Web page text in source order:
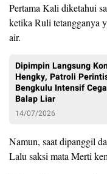
Pertama Kali diketahui
ketika Ruli tetangganya
air.
Dipimpin Langsung
Hengky, Patroli
Bengkulu Intensif
Balap Liar
14/07/2026
Namun, saat dipanggil
Lalu saksi mata Merti